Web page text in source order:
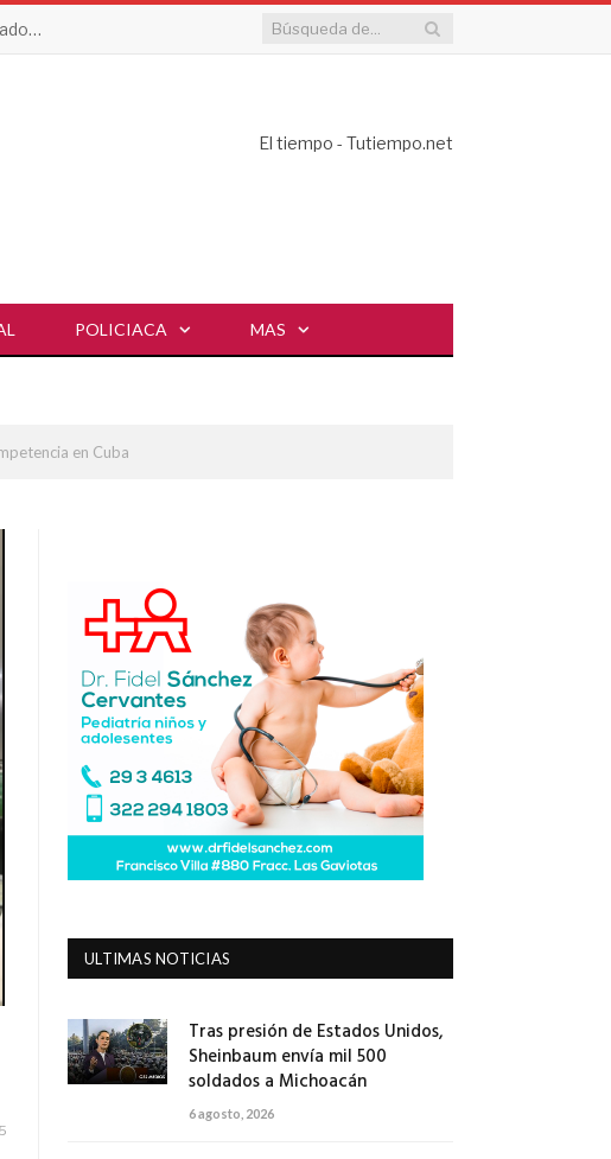
Tras presión de Estados Unidos, Sheinbaum envía mil 500 soldados a Michoacán
El tiempo - Tutiempo.net
POLICIACA MAS
en Cuba
ULTIMAS NOTICIAS
Tras presión de Estados Unidos,
Sheinbaum envía mil 500
soldados a Michoacán
6 agosto, 2026